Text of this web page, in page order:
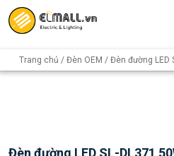
Trang chủ / Đèn OEM / Đèn đường LED
Đèn đường LED SL-DL371